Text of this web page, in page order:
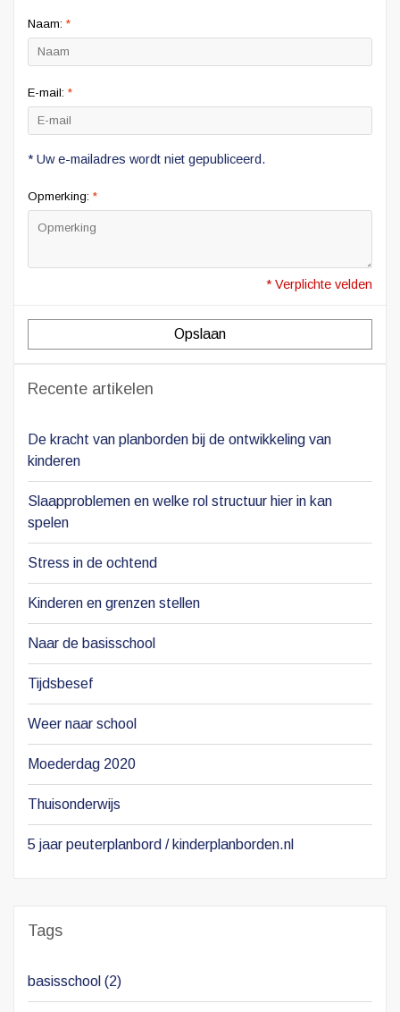
Naam: *
E-mail: *
* Uw e-mailadres wordt niet gepubliceerd.
Opmerking: *
* Verplichte velden
Opslaan
Recente artikelen
De kracht van planborden bij de ontwikkeling van
kinderen
Slaapproblemen en welke rol structuur hier in kan
spelen
Stress in de ochtend
Kinderen en grenzen stellen
Naar de basisschool
Tijdsbesef
Weer naar school
Moederdag 2020
Thuisonderwijs
5 jaar peuterplanbord / kinderplanborden.nl
Tags
basisschool (2)